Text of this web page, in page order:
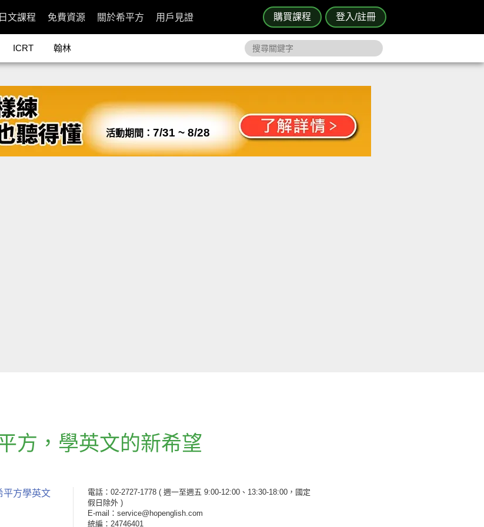
購買課程 登入/註冊
日文課程 免費資源 關於希平方 用戶見證
ICRT 翰林
活動期間： 7/31 ~ 8/28
方 ， 學英文的新希望
平方學英文 電話：02-2727-1778 ( 週一至週五 9:00-12:00、13:30-18:00，國定
假日除外 )
E-mail：service@hopenglish.com
統編：24746401